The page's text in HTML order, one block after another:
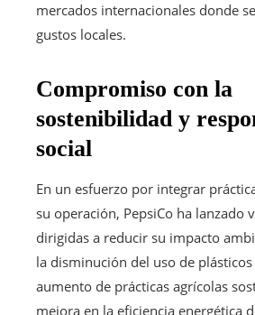
mercados internacionales donde
gustos locales.
Compromiso con la
sostenibilidad y
social
En un esfuerzo por integrar
su operación, PepsiCo ha lanzado
dirigidas a reducir su impacto
la disminución del uso de plásticos
aumento de prácticas agrícolas
mejora en la eficiencia energética